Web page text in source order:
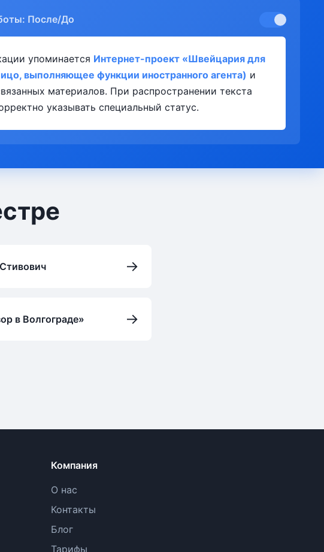
После/До
упоминается Интернет-проект «Швейцария для
выполняющее функции иностранного агента) и
материалов. При распространении текста
указывать специальный статус.
→
в Волгограде» →
Компания
О нас
Контакты
Блог
Тарифы